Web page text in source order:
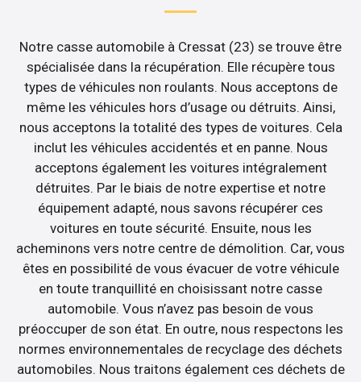
Notre casse automobile à Cressat (23) se trouve être
spécialisée dans la récupération. Elle récupère tous
types de véhicules non roulants. Nous acceptons de
même les véhicules hors d’usage ou détruits. Ainsi,
nous acceptons la totalité des types de voitures. Cela
inclut les véhicules accidentés et en panne. Nous
acceptons également les voitures intégralement
détruites. Par le biais de notre expertise et notre
équipement adapté, nous savons récupérer ces
voitures en toute sécurité. Ensuite, nous les
acheminons vers notre centre de démolition. Car, vous
êtes en possibilité de vous évacuer de votre véhicule
en toute tranquillité en choisissant notre casse
automobile. Vous n’avez pas besoin de vous
préoccuper de son état. En outre, nous respectons les
normes environnementales de recyclage des déchets
automobiles. Nous traitons également ces déchets de